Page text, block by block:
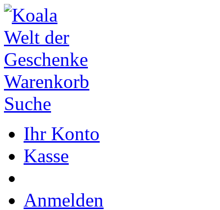
Warenkorb
Suche
Ihr Konto
Kasse
Anmelden